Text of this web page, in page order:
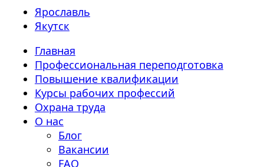
Ярославль
Якутск
Главная
Профессиональная переподготовка
Повышение квалификации
Курсы рабочих профессий
Охрана труда
О нас
Блог
Вакансии
FAQ